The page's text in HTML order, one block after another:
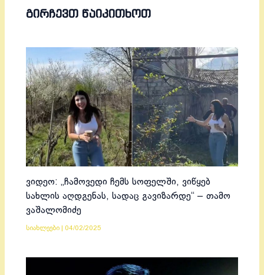
ᲒᲘᲠᲩᲔᲕᲗ ᲬᲐᲘᲙᲘᲗᲮᲝᲗ
ვიდეო: „ჩამოვედი ჩემს სოფელში, ვიწყებ
სახლის აღდგენას, სადაც გავიზარდე“ – თამო
ვაშალომიძე
სიახლეები 04/02/2025